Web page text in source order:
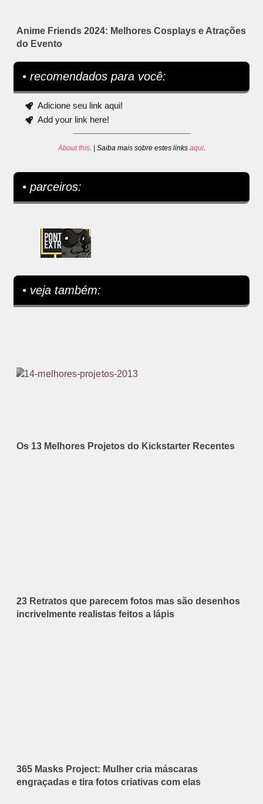
Anime Friends 2024: Melhores Cosplays e Atrações
do Evento
• recomendados para você:
Adicione seu link aqui!
Add your link here!
About this. | Saiba mais sobre estes links aqui.
• parceiros:
• veja também:
Os 13 Melhores Projetos do Kickstarter Recentes
23 Retratos que parecem fotos mas são desenhos
incrivelmente realistas feitos a lápis
365 Masks Project: Mulher cria máscaras
engraçadas e tira fotos criativas com elas